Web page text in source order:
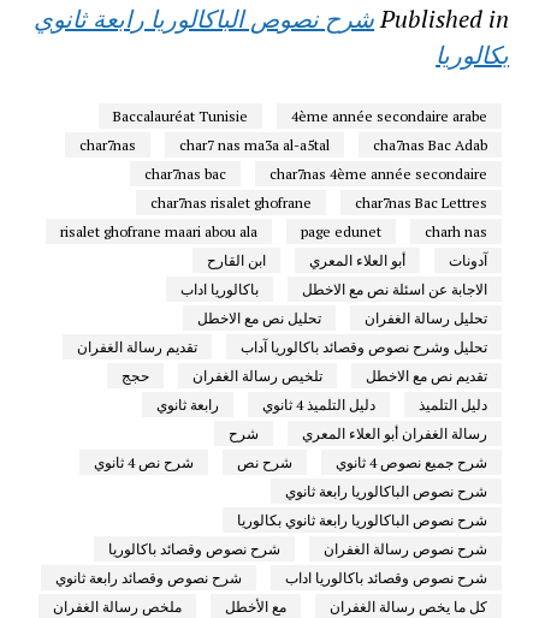
Published inشرح نصوص الباكالوريا رابعة ثانوي
بكالوريا
4ème année secondaire arabe
Baccalauréat Tunisie
cha7nas Bac Adab
char7 nas ma3a al-a5tal
char7nas
char7nas 4ème année secondaire
char7nas bac
char7nas Bac Lettres
char7nas risalet ghofrane
charh nas
page edunet
risalet ghofrane maari abou ala
آدونات
أبو العلاء المعري
ابن القارح
الاجابة عن اسئلة نص مع الاخطل
باكالوريا اداب
تحليل رسالة الغفران
تحليل نص مع الاخطل
تحليل وشرح نصوص وقصائد باكالوريا آداب
تقديم رسالة الغفران
تقديم نص مع الاخطل
تلخيص رسالة الغفران
حجج
دليل التلميذ
دليل التلميذ 4 ثانوي
رابعة ثانوي
رسالة الغفران أبو العلاء المعري
شرح
شرح جميع نصوص 4 ثانوي
شرح نص
شرح نص 4 ثانوي
شرح نصوص الباكالوريا رابعة ثانوي
شرح نصوص الباكالوريا رابعة ثانوي بكالوريا
شرح نصوص رسالة الغفران
شرح نصوص وقصائد باكالوريا
شرح نصوص وقصائد باكالوريا اداب
شرح نصوص وقصائد رابعة ثانوي
كل ما يخص رسالة الغفران
مع الأخطل
ملخص رسالة الغفران